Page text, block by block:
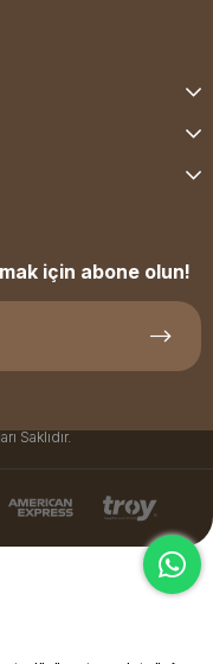
için abone olun!
Saklıdır.